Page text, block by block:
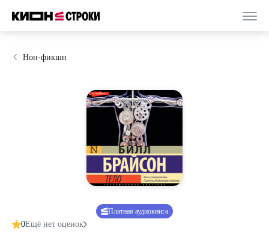
Нон-фикшн
Платная аудиокнига
0Ещё нет оценок